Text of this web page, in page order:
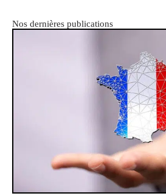
Nos dernières publications